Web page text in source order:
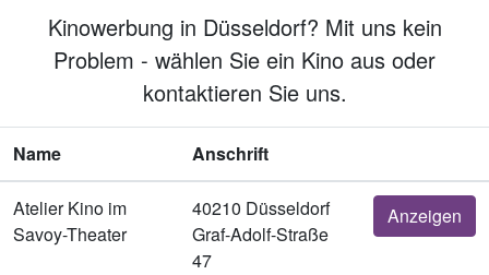
Kinowerbung in Düsseldorf? Mit uns kein
Problem - wählen Sie ein Kino aus oder
kontaktieren Sie uns.
Name Anschrift
Atelier Kino im
Savoy-Theater
40210 Düsseldorf
Graf-Adolf-Straße
47
Anzeigen